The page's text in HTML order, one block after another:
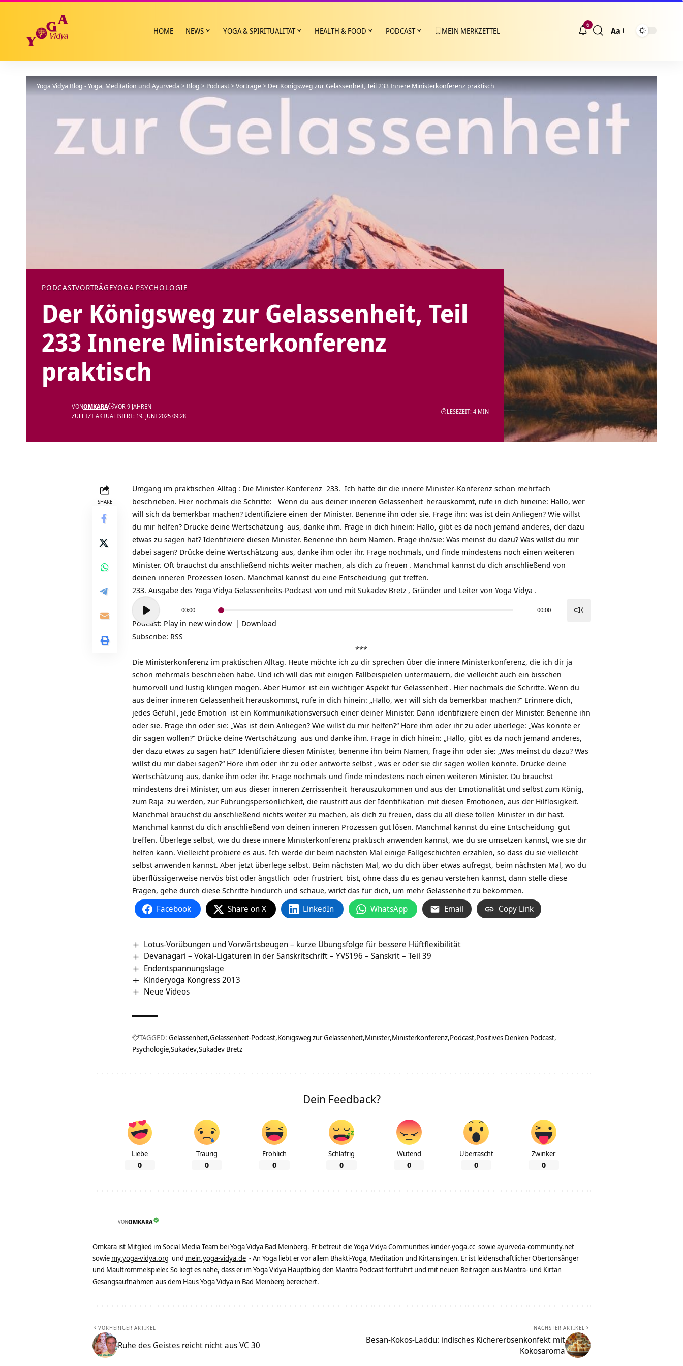
HOME NEWS YOGA & SPIRITUALITÄT HEALTH & FOOD PODCAST MEIN MERKZETTEL
6
Größenänderung
Aa
Yoga Vidya Blog - Yoga, Meditation und Ayurveda>Blog>Podcast>Vorträge>Der Königsweg zur Gelassenheit, Teil 233 Innere Ministerkonferenz praktisch
PODCASTVORTRÄGEYOGA PSYCHOLOGIE
Der Königsweg zur Gelassenheit, Teil
233 Innere Ministerkonferenz
praktisch
ZULETZT AKTUALISIERT: 19. JUNI 2025 09:28
VONOMKARA VOR 9 JAHREN
LESEZEIT: 4 MIN
SHARE
Umgang im praktischen Alltag : Die Minister-Konferenz 233. Ich hatte dir die innere Minister-Konferenz schon mehrfach
beschrieben. Hier nochmals die Schritte: Wenn du aus deiner inneren Gelassenheit herauskommt, rufe in dich hineine: Hallo, wer
will sich da bemerkbar machen? Identifiziere einen der Minister. Benenne ihn oder sie. Frage ihn: was ist dein Anliegen? Wie willst
du mir helfen? Drücke deine Wertschätzung aus, danke ihm. Frage in dich hinein: Hallo, gibt es da noch jemand anderes, der dazu
etwas zu sagen hat? Identifiziere diesen Minister. Benenne ihn beim Namen. Frage ihn/sie: Was meinst du dazu? Was willst du mir
dabei sagen? Drücke deine Wertschätzung aus, danke ihm oder ihr. Frage nochmals, und finde mindestens noch einen weiteren
Minister. Oft brauchst du anschließend nichts weiter machen, als dich zu freuen . Manchmal kannst du dich anschließend von
deinen inneren Prozessen lösen. Manchmal kannst du eine Entscheidung gut treffen.
233. Ausgabe des Yoga Vidya Gelassenheits-Podcast von und mit Sukadev Bretz , Gründer und Leiter von Yoga Vidya .
Audio-
Player
00:00 00:00
Podcast: Play in new window | Download
Subscribe: RSS
***
Die Ministerkonferenz im praktischen Alltag. Heute möchte ich zu dir sprechen über die innere Ministerkonferenz, die ich dir ja
schon mehrmals beschrieben habe. Und ich will das mit einigen Fallbeispielen untermauern, die vielleicht auch ein bisschen
humorvoll und lustig klingen mögen. Aber Humor ist ein wichtiger Aspekt für Gelassenheit . Hier nochmals die Schritte. Wenn du
aus deiner inneren Gelassenheit herauskommst, rufe in dich hinein: „Hallo, wer will sich da bemerkbar machen?“ Erinnere dich,
jedes Gefühl , jede Emotion ist ein Kommunikationsversuch einer deiner Minister. Dann identifiziere einen der Minister. Benenne ihn
oder sie. Frage ihn oder sie: „Was ist dein Anliegen? Wie willst du mir helfen?“ Höre ihm oder ihr zu oder überlege: „Was könnte er
dir sagen wollen?“ Drücke deine Wertschätzung aus und danke ihm. Frage in dich hinein: „Hallo, gibt es da noch jemand anderes,
der dazu etwas zu sagen hat?“ Identifiziere diesen Minister, benenne ihn beim Namen, frage ihn oder sie: „Was meinst du dazu? Was
willst du mir dabei sagen?“ Höre ihm oder ihr zu oder antworte selbst , was er oder sie dir sagen wollen könnte. Drücke deine
Wertschätzung aus, danke ihm oder ihr. Frage nochmals und finde mindestens noch einen weiteren Minister. Du brauchst
mindestens drei Minister, um aus dieser inneren Zerrissenheit herauszukommen und aus der Emotionalität und selbst zum König,
zum Raja zu werden, zur Führungspersönlichkeit, die raustritt aus der Identifikation mit diesen Emotionen, aus der Hilflosigkeit.
Manchmal brauchst du anschließend nichts weiter zu machen, als dich zu freuen, dass du all diese tollen Minister in dir hast.
Manchmal kannst du dich anschließend von deinen inneren Prozessen gut lösen. Manchmal kannst du eine Entscheidung gut
treffen. Überlege selbst, wie du diese innere Ministerkonferenz praktisch anwenden kannst, wie du sie umsetzen kannst, wie sie dir
helfen kann. Vielleicht probiere es aus. Ich werde dir beim nächsten Mal einige Fallgeschichten erzählen, so dass du sie vielleicht
selbst anwenden kannst. Aber jetzt überlege selbst. Beim nächsten Mal, wo du dich über etwas aufregst, beim nächsten Mal, wo du
überflüssigerweise nervös bist oder ängstlich oder frustriert bist, ohne dass du es genau verstehen kannst, dann stelle diese
Fragen, gehe durch diese Schritte hindurch und schaue, wirkt das für dich, um mehr Gelassenheit zu bekommen.
Facebook Share on X LinkedIn WhatsApp Email Copy Link
Lotus-Vorübungen und Vorwärtsbeugen – kurze Übungsfolge für bessere Hüftflexibilität
Devanagari – Vokal-Ligaturen in der Sanskritschrift – YVS196 – Sanskrit – Teil 39
Endentspannungslage
Kinderyoga Kongress 2013
Neue Videos
TAGGED: Gelassenheit Gelassenheit-Podcast Königsweg zur Gelassenheit Minister Ministerkonferenz Podcast Positives Denken Podcast
Psychologie Sukadev Sukadev Bretz
Dein Feedback?
Liebe
0
Traurig
0
Fröhlich
0
Schläfrig
0
Wütend
0
Überrascht
0
Zwinker
0
VONOMKARA
Omkara ist Mitglied im Social Media Team bei Yoga Vidya Bad Meinberg. Er betreut die Yoga Vidya Communities kinder-yoga.cc sowieayurveda-community.net
sowie my.yoga-vidya.org und mein.yoga-vidya.de - An Yoga liebt er vor allem Bhakti-Yoga, Meditation und Kirtansingen. Er ist leidenschaftlicher Obertonsänger
und Maultrommelspieler. So liegt es nahe, dass er im Yoga Vidya Hauptblog den Mantra Podcast fortführt und mit neuen Beiträgen aus Mantra- und Kirtan
Gesangsaufnahmen aus dem Haus Yoga Vidya in Bad Meinberg bereichert.
VORHERIGER ARTIKEL
Ruhe des Geistes reicht nicht aus VC 30
NÄCHSTER ARTIKEL
Besan-Kokos-Laddu: indisches Kichererbsenkonfekt mit
Kokosaroma